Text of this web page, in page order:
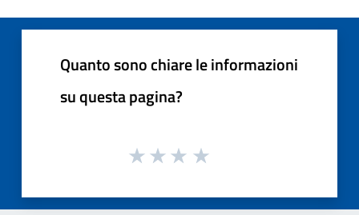
Quanto sono chiare le informazioni
su questa pagina?